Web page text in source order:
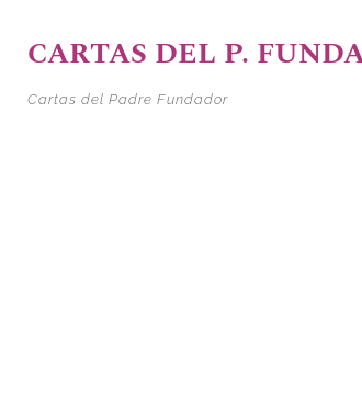
CARTAS DEL P.
Cartas del Padre Fundador